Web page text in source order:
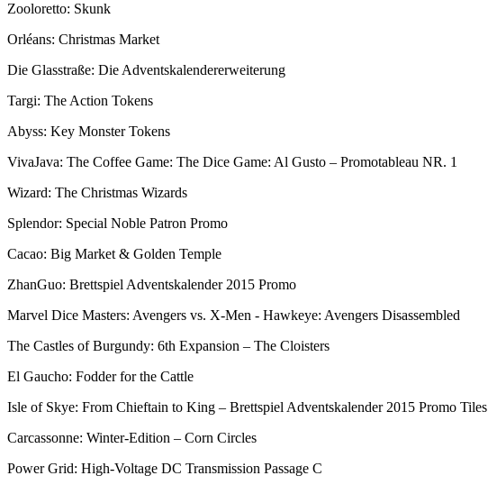
Zooloretto: Skunk
Orléans: Christmas Market
Die Glasstraße: Die Adventskalendererweiterung
Targi: The Action Tokens
Abyss: Key Monster Tokens
VivaJava: The Coffee Game: The Dice Game: Al Gusto – Promotableau NR. 1
Wizard: The Christmas Wizards
Splendor: Special Noble Patron Promo
Cacao: Big Market & Golden Temple
ZhanGuo: Brettspiel Adventskalender 2015 Promo
Marvel Dice Masters: Avengers vs. X-Men - Hawkeye: Avengers Disassembled
The Castles of Burgundy: 6th Expansion – The Cloisters
El Gaucho: Fodder for the Cattle
Isle of Skye: From Chieftain to King – Brettspiel Adventskalender 2015 Promo Tiles
Carcassonne: Winter-Edition – Corn Circles
Power Grid: High-Voltage DC Transmission Passage C